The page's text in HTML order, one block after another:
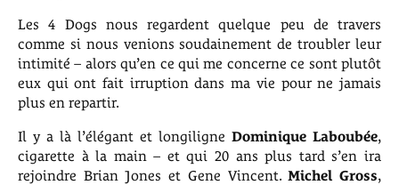
Les 4 Dogs nous regardent quelque peu de travers
comme si nous venions soudainement de troubler leur
intimité – alors qu’en ce qui me concerne ce sont plutôt
eux qui ont fait irruption dans ma vie pour ne jamais
plus en repartir.
Il y a là l’élégant et longiligne Dominique Laboubée,
cigarette à la main – et qui 20 ans plus tard s’en ira
rejoindre Brian Jones et Gene Vincent.Michel Gross,